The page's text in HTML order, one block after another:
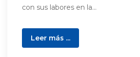
con sus labores en la...
Leer más ...